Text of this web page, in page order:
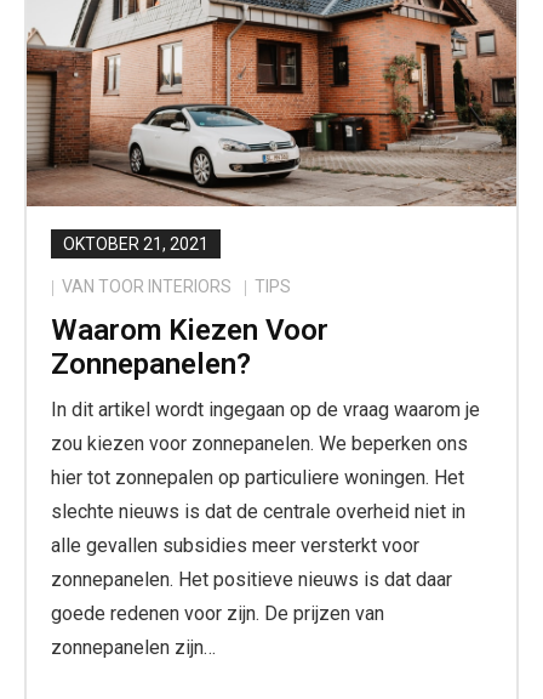
OKTOBER 21, 2021
VAN TOOR INTERIORS TIPS
Waarom Kiezen Voor
Zonnepanelen?
In dit artikel wordt ingegaan op de vraag waarom je
zou kiezen voor zonnepanelen. We beperken ons
hier tot zonnepalen op particuliere woningen. Het
slechte nieuws is dat de centrale overheid niet in
alle gevallen subsidies meer versterkt voor
zonnepanelen. Het positieve nieuws is dat daar
goede redenen voor zijn. De prijzen van
zonnepanelen zijn…